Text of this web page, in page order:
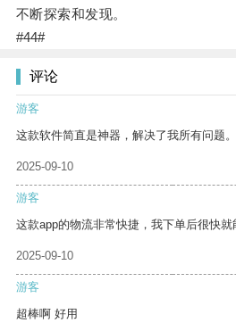
不断探索和发现。
#44#
评论
游客
这款软件简直是神器，解决了我所有问题。
2025-09-10
游客
这款app的物流非常快捷，我下单后很快就
2025-09-10
游客
超棒啊 好用